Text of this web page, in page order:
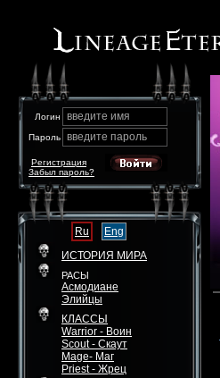
Логин введите имя
Пароль введите пароль
Забыл пароль?
Регистрация
Ru
Eng
ИСТОРИЯ МИРА
РАСЫ
Асмодиане
Элийцы
КЛАССЫ
Warrior - Воин
Scout - Скаут
Mage- Маг
Priest - Жрец